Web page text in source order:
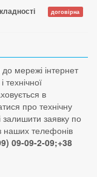
договірна
мережі інтернет
в
про технічну
залишити заявку по
наших телефонів
09-09-2-09;+38